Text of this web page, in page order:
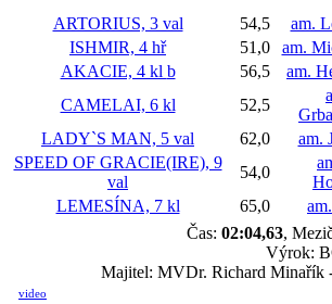
ARTORIUS, 3 val 54,5
am.
ISHMIR, 4 hř 51,0
am.
AKACIE, 4 kl b 56,5
am.
CAMELAI, 6 kl 52,5
LADY`S MAN, 5 val 62,0
am.
SPEED OF GRACIE(IRE), 9
val
54,0
LEMESÍNA, 7 kl 65,0
Čas: 02:04,63,
Výrok:
Majitel: MVDr. Richard Minařík
video